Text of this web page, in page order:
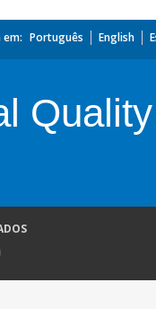
em: Português English